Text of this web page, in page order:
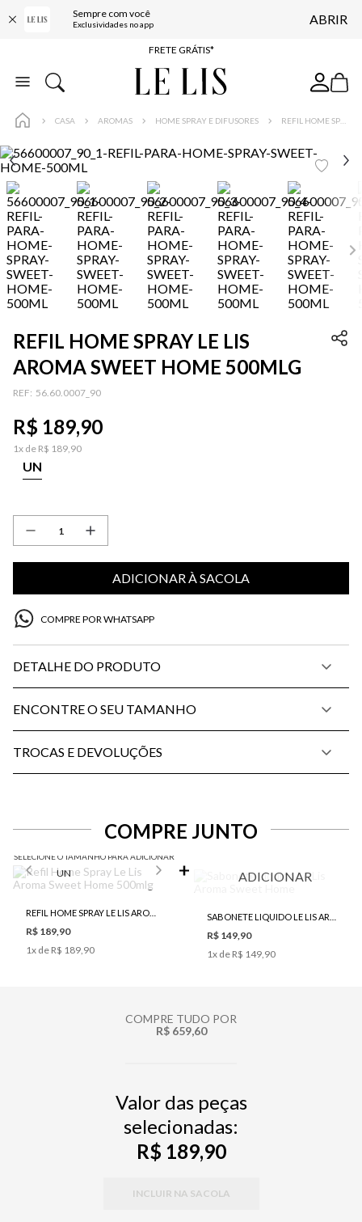
Sempre com você
Exclusividades no app ABRIR
ENTREGA EXPRESSA*
FRETE GRÁTIS*
BAIXE O APP
CASA AROMAS HOME SPRAY E DIFUSORES
REFIL HOME SPRAY LE LIS
AROMA SWEET HOME 500MLG
: 56.60.0007_90
R$ 189,90
1x de R$ 189,90
UN
ADICIONAR À SACOLA
COMPRE POR WHATSAPP
DETALHE DO PRODUTO
ENCONTRE O SEU TAMANHO
TROCAS E DEVOLUÇÕES
COMPRE JUNTO
SELECIONE O TAMANHO PARA ADICIONAR
UN
R$ 189,90
1x de R$ 189,90
ADICIONAR
R$ 149,90
1x de R$ 149,90
COMPRE TUDO POR
R$ 659,60
Valor das peças
selecionadas:
R$ 189,90
INCLUIR NA SACOLA